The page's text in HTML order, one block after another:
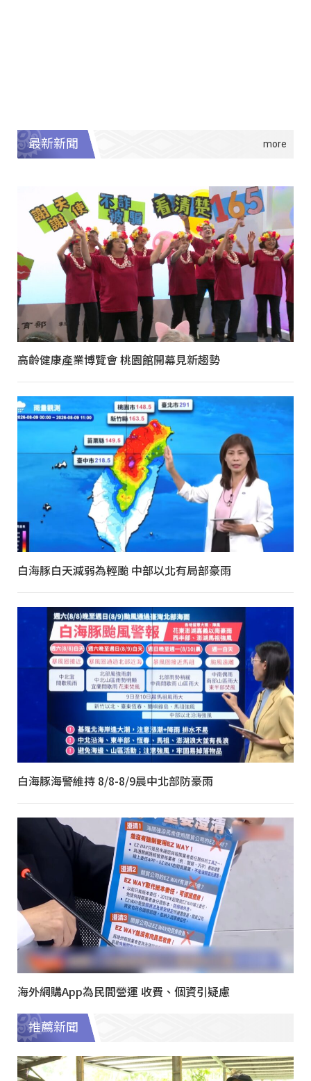
最新新聞
高齡健康產業博覽會 桃園館開幕見新趨勢
白海豚白天減弱為輕颱 中部以北有局部豪雨
白海豚海警維持 8/8-8/9晨中北部防豪雨
海外網購App為民間營運 收費、個資引疑慮
推薦新聞